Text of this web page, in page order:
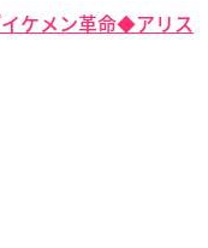
ケメン革命◆アリス